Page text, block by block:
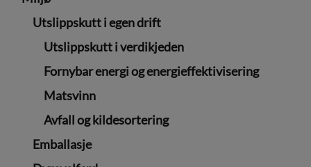
Utslippskutt i egen drift
Utslippskutt i verdikjeden
Fornybar energi og energieffektivisering
Matsvinn
Avfall og kildesortering
Emballasje